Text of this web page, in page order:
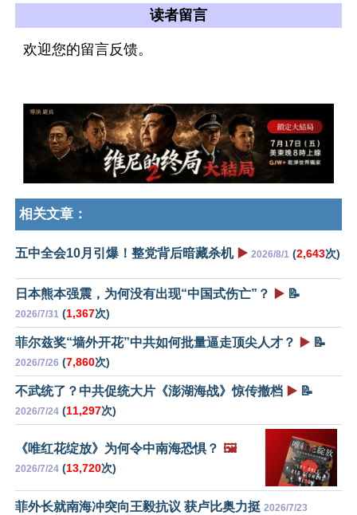
读者留言
欢迎您的留言反馈。
相关文章：
五中全会10月引爆！整党背后暗藏杀机 ▶️ 2026/8/1 (2,643次)
日本熊本强震，为何没有出现“中国式伤亡”？ ▶️ 📝
2026/7/31 (1,367次)
菲尔兹奖“墙外开花”中共如何批量逼走顶尖人才？ ▶️ 📝
2026/7/26 (7,860次)
不武统了？中共促统大片《澎湖海战》惊传撤档 ▶️ 📝
2026/7/24 (11,297次)
《唯红花绽放》为何令中南海恐惧？ 🖼️
2026/7/24 (13,720次)
菲外长就南海冲突向王毅抗议 获卢比奥力挺 2026/7/23